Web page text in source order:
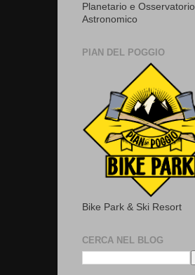
Planetario e Osservatorio
Astronomico
PIAN DEL POGGIO
Bike Park & Ski Resort
CERCA NEL BLOG